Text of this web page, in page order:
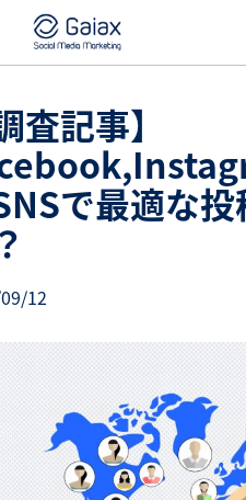
査記事】
で最適な
12